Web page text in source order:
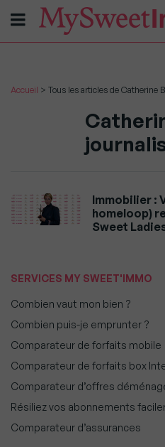
Accueil > Tous les articles de Catherine
Immobilier :
homeloop)
Sweet
SERVICES MY SWEET'IMMO
Combien vaut mon bien ?
Combien puis-je emprunter ?
Comparateur de forfaits mobile
Comparateur de forfaits box
Comparateur d’offres
Résiliez vos abonnements
Comparateur d’assurances